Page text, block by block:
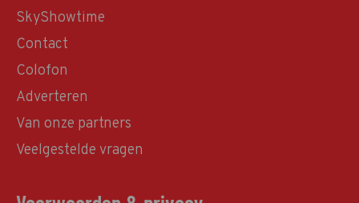
SkyShowtime
Contact
Colofon
Adverteren
Van onze partners
Veelgestelde vragen